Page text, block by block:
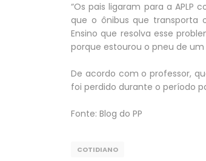
“Os pais ligaram para a
que o ônibus que transporta
Ensino que resolva esse
porque estourou o pneu de um
De acordo com o professor,
foi perdido durante o período
Fonte: Blog do PP
COTIDIANO